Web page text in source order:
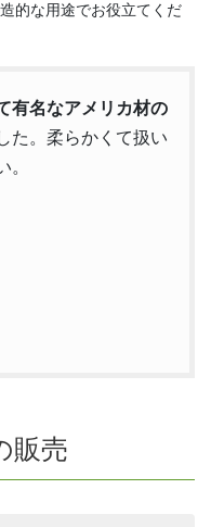
的な用途でお役立てくだ
有名なアメリカ材の
た。柔らかくて扱い
。
販売